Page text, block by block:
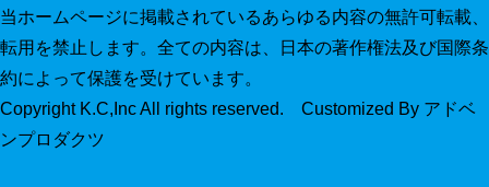
当ホームページに掲載されているあらゆる内容の無許可転載、
転用を禁止します。全ての内容は、日本の著作権法及び国際条
約によって保護を受けています。
Copyright K.C,Inc All rights reserved. Customized By アドベ
ンプロダクツ